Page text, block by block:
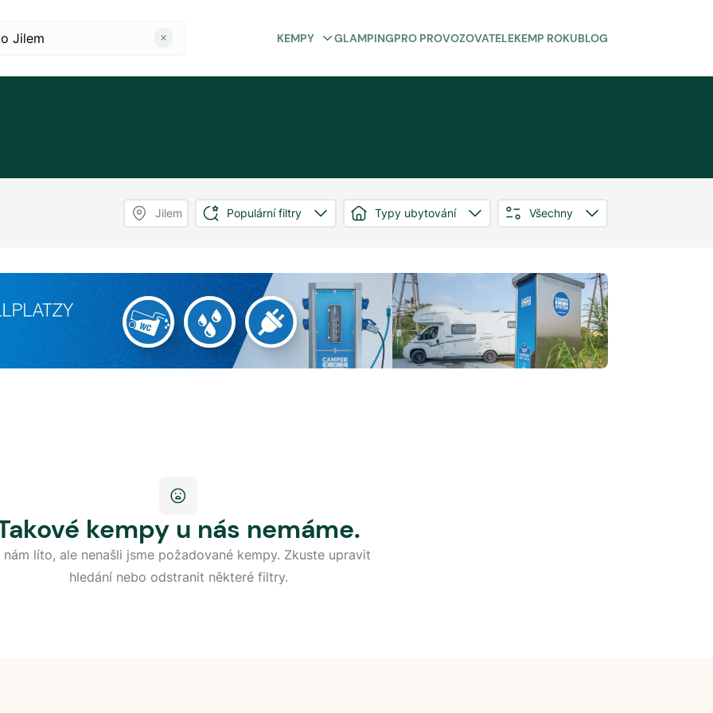
KEMPY GLAMPINGPRO PROVOZOVATELEKEMP ROKUBLOG
Jilem Populární filtry Typy ubytování Všechny
kempy u nás nemáme.
nám líto, ale nenašli jsme požadované kempy. Zkuste upravit
hledání nebo odstranit některé filtry.